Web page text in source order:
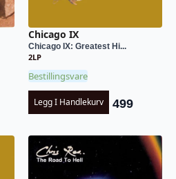
Chicago IX
Chicago IX: Greatest Hi...
2LP
Bestillingsvare
Legg I Handlekurv 499